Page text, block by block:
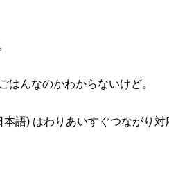
はんなのかわからないけど。
語) はわりあいすぐつながり対